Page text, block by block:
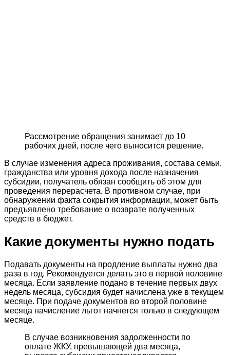
Рассмотрение обращения занимает до 10
рабочих дней, после чего выносится решение.
В случае изменения адреса проживания, состава семьи,
гражданства или уровня дохода после назначения
субсидии, получатель обязан сообщить об этом для
проведения перерасчета. В противном случае, при
обнаружении факта сокрытия информации, может быть
предъявлено требование о возврате полученных
средств в бюджет.
Какие документы нужно подать
Подавать документы на продление выплаты нужно два
раза в год. Рекомендуется делать это в первой половине
месяца. Если заявление подано в течение первых двух
недель месяца, субсидия будет начислена уже в текущем
месяце. При подаче документов во второй половине
месяца начисление льгот начнется только в следующем
месяце.
В случае возникновения задолженности по
оплате ЖКУ, превышающей два месяца,